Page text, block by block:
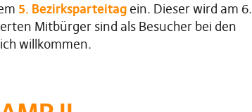
5. Bezirksparteitag ein. Dieser wird am 6.
Mitbürger sind als Besucher bei den
willkommen.